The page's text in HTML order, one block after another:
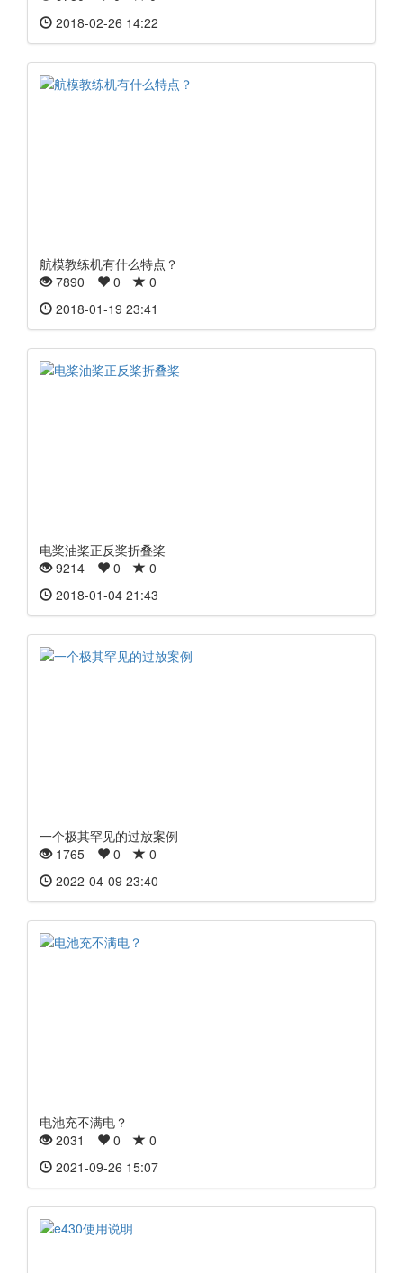
2018-02-26 14:22
航模教练机有什么特点？
7890
0
0
2018-01-19 23:41
电桨油桨正反桨折叠桨
9214
0
0
2018-01-04 21:43
一个极其罕见的过放案例
1765
0
0
2022-04-09 23:40
电池充不满电？
2031
0
0
2021-09-26 15:07